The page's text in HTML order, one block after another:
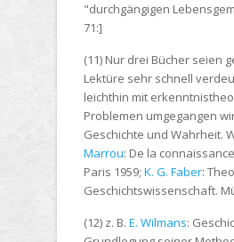
"durchgängigen
71:]
(11) Nur drei Bücher seien
Lektüre sehr schnell
leichthin mit
Problemen umgegangen
Geschichte und Wahrheit.
Marrou: De la
Paris 1959; K. G. Faber:
Geschichtswissenschaft.
(12) z. B. E. Wilmans: